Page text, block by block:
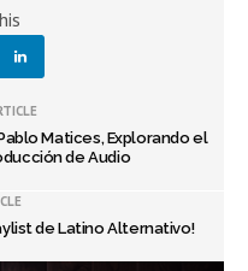
Matices, Explorando el
de Audio
de Latino Alternativo!